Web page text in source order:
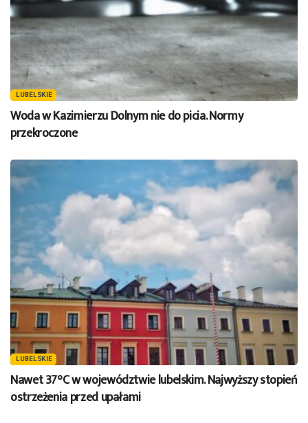
LUBELSKIE
Woda w Kazimierzu Dolnym nie do picia. Normy
przekroczone
LUBELSKIE
Nawet 37°C w województwie lubelskim. Najwyższy stopień
ostrzeżenia przed upałami